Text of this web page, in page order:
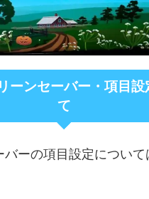
ーンセーバー・項目設
て
バーの項目設定について